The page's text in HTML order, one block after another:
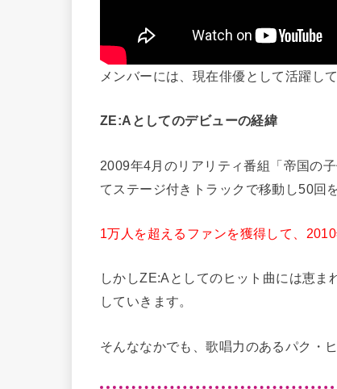
メンバーには、現在俳優として活躍し
ZE:Aとしてのデビューの経緯
2009年4月のリアリティ番組「帝国の
てステージ付きトラックで移動し50回
1万人を超えるファンを獲得して、
しかしZE:Aとしてのヒット曲には恵
していきます。
そんななかでも、歌唱力のあるパク・